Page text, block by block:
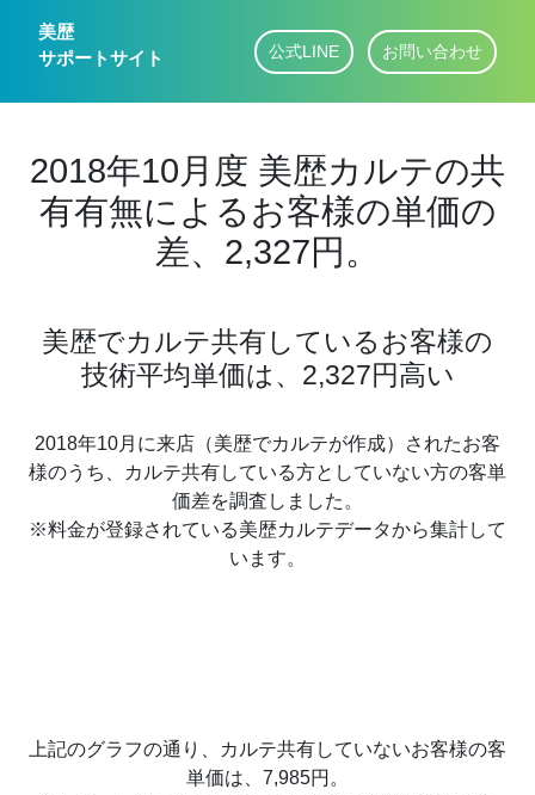
美歴
サポートサイト
公式LINE お問い合わせ
2018年10月度 美歴カルテの共
有有無によるお客様の単価の
差、2,327円。
美歴でカルテ共有しているお客様の
技術平均単価は、2,327円高い
2018年10月に来店（美歴でカルテが作成）されたお客
様のうち、カルテ共有している方としていない方の客単
価差を調査しました。
※料金が登録されている美歴カルテデータから集計して
います。
上記のグラフの通り、カルテ共有していないお客様の客
単価は、7,985円。